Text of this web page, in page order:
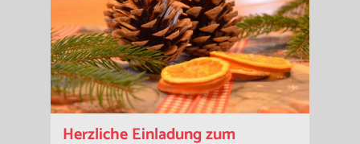
Herzliche Einladung zum